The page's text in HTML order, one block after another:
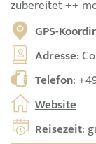
zubereitet ++
GPS-
Adresse:
Telefon:
Website
Reisezeit: